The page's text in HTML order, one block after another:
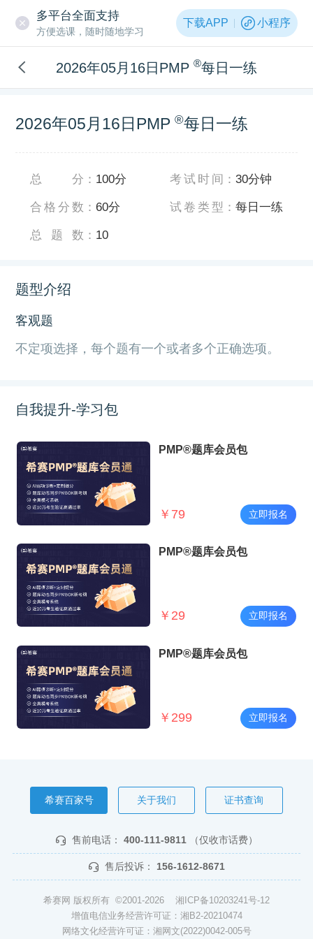
多平台全面支持
方便选课，随时随地学习
下载APP 小程序
2026年05月16日PMP ®每日一练
2026年05月16日PMP®每日一练
总分 ： 100分
合格分数 ：60分
总题数 ： 10
考试时间 ：30分钟
试卷类型 ：每日一练
题型介绍
客观题
不定项选择，每个题有一个或者多个正确选项。
自我提升-学习包
PMP®题库会员包
￥ 79 立即报名
PMP®题库会员包
￥ 29 立即报名
PMP®题库会员包
￥ 299 立即报名
希赛百家号 关于我们 证书查询
售前电话： 400-111-9811 （仅收市话费）
售后投诉： 156-1612-8671
希赛网 版权所有 ©2001-2026 湘ICP备10203241号-12
增值电信业务经营许可证：湘B2-20210474
网络文化经营许可证：湘网文(2022)0042-005号